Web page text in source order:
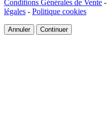
Conditions Générales de Vente -
légales - Politique cookies
Annuler Continuer